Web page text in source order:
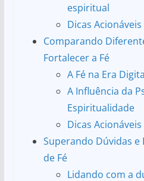
espiritual
Dicas Acionáveis
Comparando
Fortalecer a Fé
A Fé na Era
A Influência da
Espiritualidade
Dicas Acionáveis
Superando Dúvidas e
de Fé
Lidando com a